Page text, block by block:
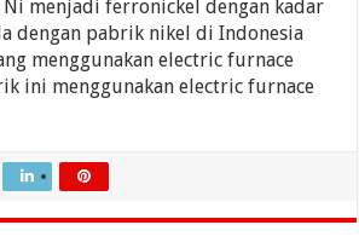
Ni menjadi ferronickel dengan kadar
dengan pabrik nikel di Indonesia
menggunakan electric furnace
ini menggunakan electric furnace